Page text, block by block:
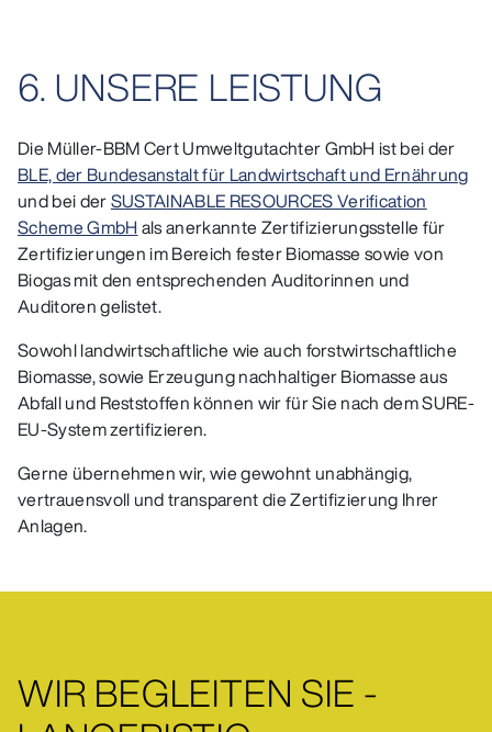
6. UNSERE LEISTUNG
Die Müller-BBM Cert Umweltgutachter GmbH ist bei der
BLE, der Bundesanstalt für Landwirtschaft und Ernährung
und bei derSUSTAINABLE RESOURCES Verification
Scheme GmbH als anerkannte Zertifizierungsstelle für
Zertifizierungen im Bereich fester Biomasse sowie von
Biogas mit den entsprechenden Auditorinnen und
Auditoren gelistet.
Sowohl landwirtschaftliche wie auch forstwirtschaftliche
Biomasse, sowie Erzeugung nachhaltiger Biomasse aus
Abfall und Reststoffen können wir für Sie nach dem SURE-
EU-System zertifizieren.
Gerne übernehmen wir, wie gewohnt unabhängig,
vertrauensvoll und transparent die Zertifizierung Ihrer
Anlagen.
WIR BEGLEITEN SIE -